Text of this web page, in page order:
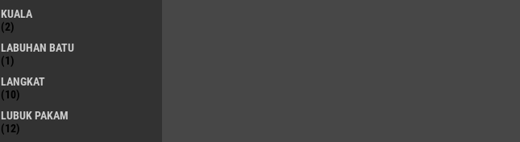
KUALA
(2)
LABUHAN BATU
(1)
LANGKAT
(10)
LUBUK PAKAM
(12)